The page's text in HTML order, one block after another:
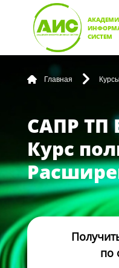
СИСТЕМ
Главная Курсы
САПР ТП
Курс
по